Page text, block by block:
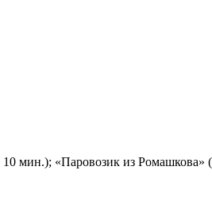
мин.); «Паровозик из Ромашкова»